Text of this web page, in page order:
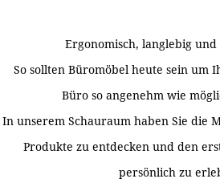
Ergonomisch, langlebig und
So sollten Büromöbel heute sein um
Büro so angenehm wie
In unserem Schauraum haben Sie die
Produkte zu entdecken und den
persönlich zu